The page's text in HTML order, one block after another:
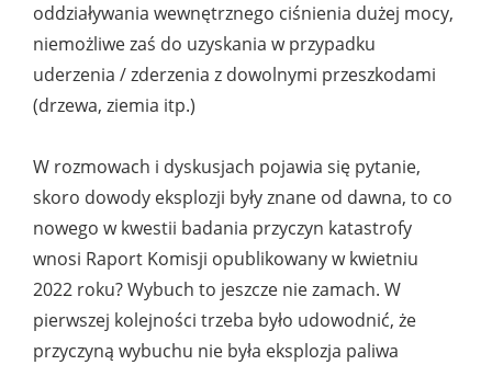
oddziaływania wewnętrznego ciśnienia dużej mocy,
niemożliwe zaś do uzyskania w przypadku
uderzenia / zderzenia z dowolnymi przeszkodami
(drzewa, ziemia itp.)
W rozmowach i dyskusjach pojawia się pytanie,
skoro dowody eksplozji były znane od dawna, to co
nowego w kwestii badania przyczyn katastrofy
wnosi Raport Komisji opublikowany w kwietniu
2022 roku? Wybuch to jeszcze nie zamach. W
pierwszej kolejności trzeba było udowodnić, że
przyczyną wybuchu nie była eksplozja paliwa